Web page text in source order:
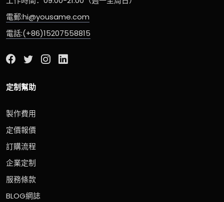
電郵:hi@yousame.com
電話:(+86)15207558815
定制幫助
製作費用
定價報價
訂購流程
企業定制
服務條款
BLOG網誌